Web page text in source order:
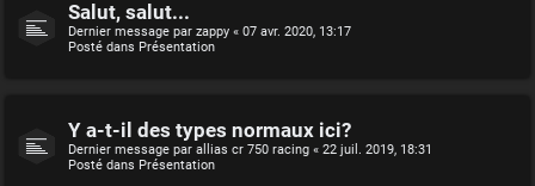
Salut, salut...
Dernier message par zappy « 07 avr. 2020, 13:17
Posté dans Présentation
Y a-t-il des types normaux ici?
Dernier message par allias cr 750 racing « 22 juil. 2019, 18:31
Posté dans Présentation